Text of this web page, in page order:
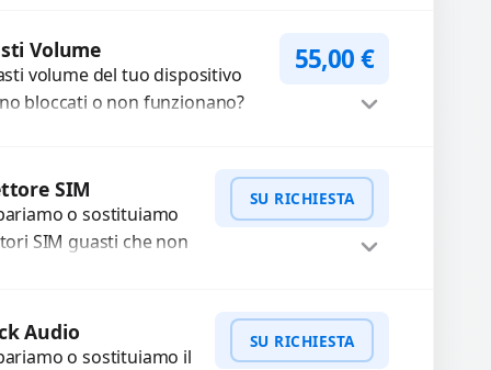
utilizzando
di...
Volume
volume del tuo dispositivo
bloccati o non funzionano?
55,00€
SIM
o sostituiamo
SIM guasti che non
ricambi testati
SU RICHIESTA
WhatsApp
Audio
o sostituiamo il
SU RICHIESTA